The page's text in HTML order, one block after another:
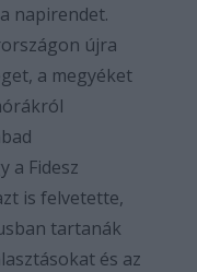
napirendet.
újra
a megyéket
a Fidesz
is felvetette,
tartanák
és az